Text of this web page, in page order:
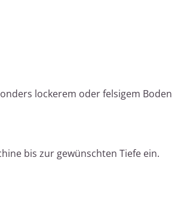
lockerem oder felsigem Boden
bis zur gewünschten Tiefe ein.